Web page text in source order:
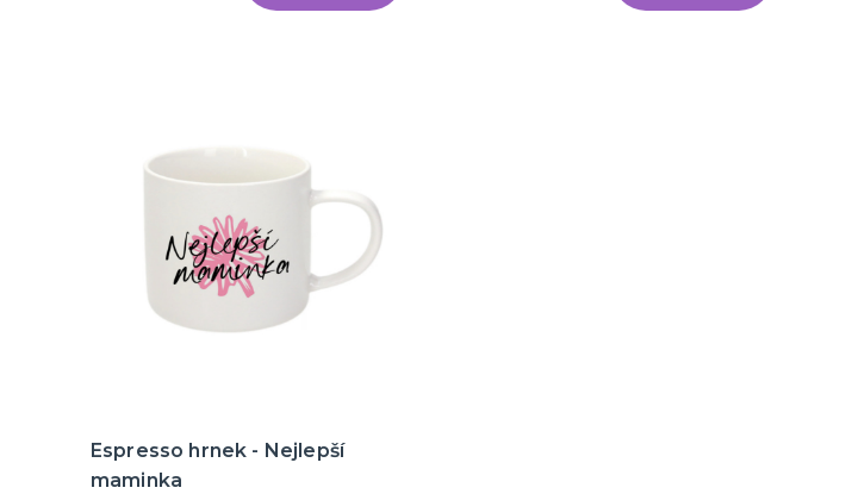
Espresso hrnek - Nejlepší
maminka